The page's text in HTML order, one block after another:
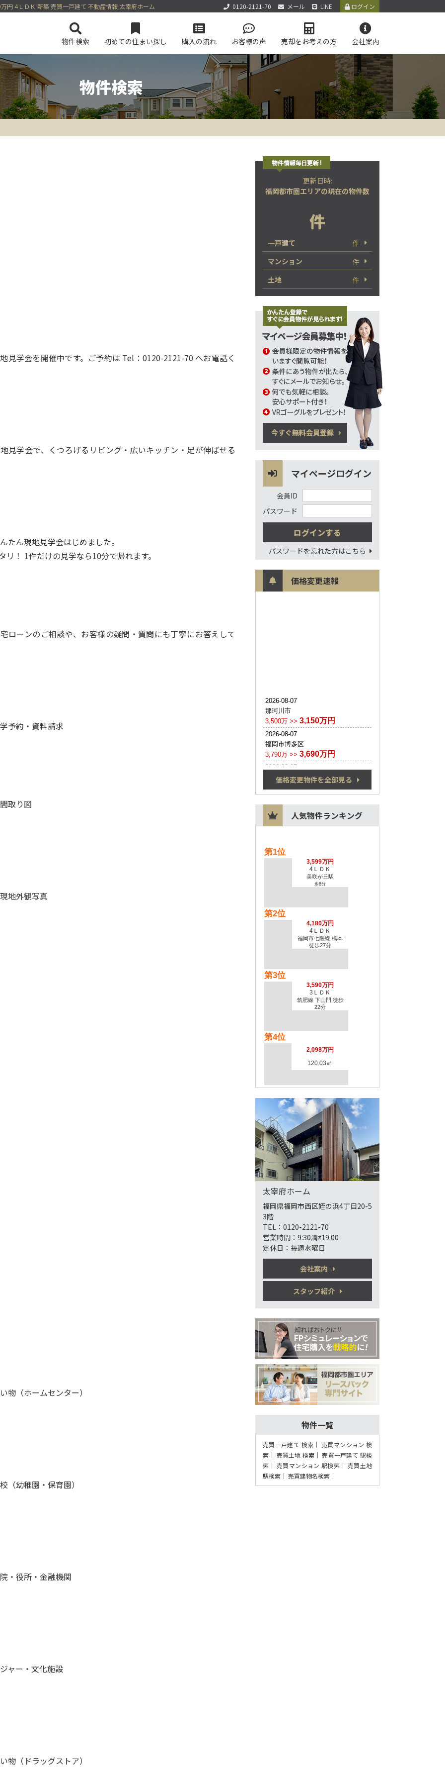
円 4ＬＤＫ 新築 売買一戸建て 不動産情報 太宰府ホーム 0120-2121-70 メール LINE ログイン
物件検索 初めての住まい探し 購入の流れ お客様の声 売却をお考えの方 会社案内
アクセス
お知らせ
お問い合わせ
サイトマップ
個人情報保護方針
物件検索
見学会を開催中です。ご予約は Tel：0120-2121-70 へお電話く
見学会で、くつろげるリビング・広いキッチン・足が伸ばせる
たん現地見学会はじめました。
！ 1件だけの見学なら10分で帰れます。
ローンのご相談や、お客様の疑問・質問にも丁寧にお答えして
予約・資料請求
物（ホームセンター）
（幼稚園・保育園）
・役所・金融機関
ャー・文化施設
物（ドラッグストア）
更新日時:
福岡都市圏エリアの現在の物件数
件
一戸建て
件
マンション
件
土地
件
マイページログイン
会員ID
パスワード
パスワードを忘れた方はこちら
価格変更速報
価格変更物件を全部見る
人気物件ランキング
太宰府ホーム
福岡県福岡市西区姪の浜4丁目20-5
3階
TEL：0120-2121-70
営業時間：9:30潤ｵ19:00
定休日：毎週水曜日
会社案内
スタッフ紹介
物件一覧
売買一戸建て 検索
売買マンション 検
索
売買土地 検索
売買一戸建て 駅検
索
売買マンション 駅検索
売買土地
駅検索
売買建物名検索